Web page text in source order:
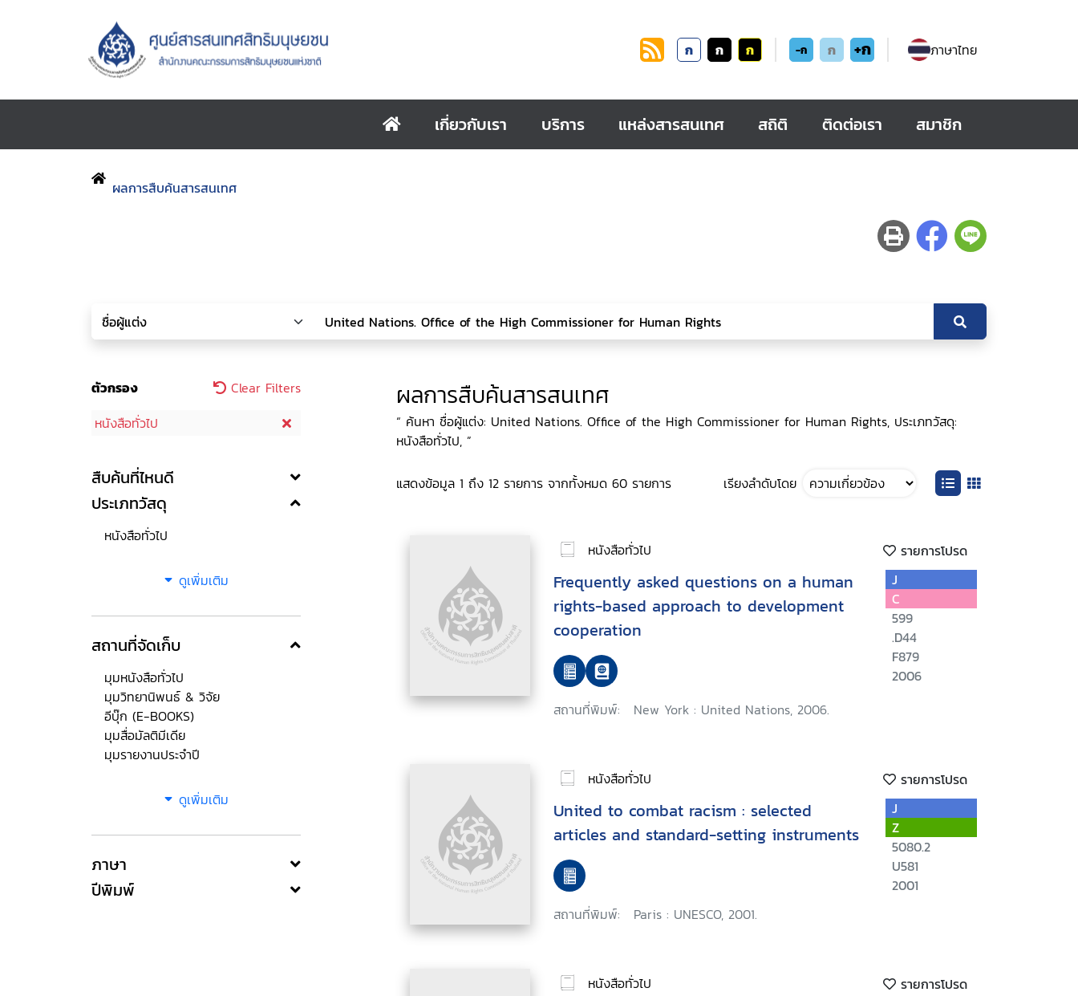
ก ก ก -ก ก +ก ภาษาไทย
เกี่ยวกับเรา บริการ แหล่งสารสนเทศ สถิติ ติดต่อเรา สมาชิก
ผลการสืบค้นสารสนเทศ
ตัวกรอง
Clear Filters
หนังสือทั่วไป
สืบค้นที่ไหนดี
ประเภทวัสดุ
หนังสือทั่วไป
ดูเพิ่มเติม
สถานที่จัดเก็บ
มุมหนังสือทั่วไป
มุมวิทยานิพนธ์ & วิจัย
อีบุ๊ก (E-BOOKS)
มุมสื่อมัลติมีเดีย
มุมรายงานประจำปี
ดูเพิ่มเติม
ภาษา
ปีพิมพ์
ผลการสืบค้นสารสนเทศ
“ ค้นหา ชื่อผู้แต่ง: United Nations. Office of the High Commissioner for Human Rights, ประเภทวัสดุ:
หนังสือทั่วไป, ”
แสดงข้อมูล 1 ถึง 12 รายการ จากทั้งหมด 60 รายการ เรียงลำดับโดย
หนังสือทั่วไป รายการโปรด
Frequently asked questions on a human
rights-based approach to development
cooperation
สถานที่พิมพ์: New York : United Nations, 2006.
J
C
599
.D44
F879
2006
หนังสือทั่วไป รายการโปรด
United to combat racism : selected
articles and standard-setting instruments
สถานที่พิมพ์: Paris : UNESCO, 2001.
J
Z
5080.2
U581
2001
หนังสือทั่วไป รายการโปรด